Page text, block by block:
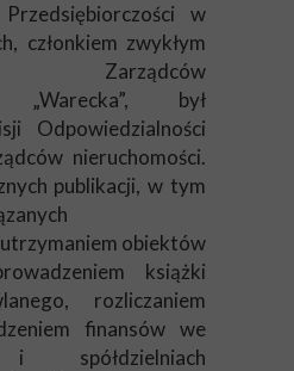
w
członkiem zwykłym
Zarządców
„Warecka”, był
Odpowiedzialności
nieruchomości.
publikacji, w tym
obiektów
książki
rozliczaniem
finansów we
i spółdzielniach